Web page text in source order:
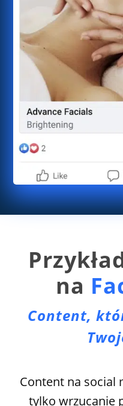
na
Content,
Content na social
tylko wrzucanie